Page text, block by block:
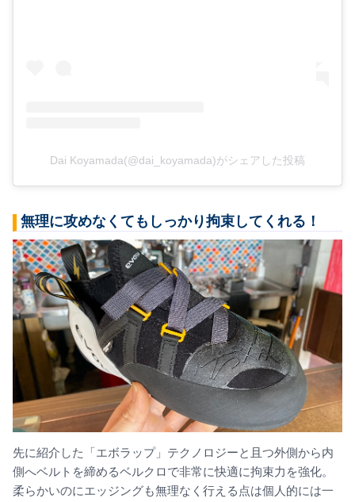
Dai Koyamada(@dai_koyamada)がシェアした投稿
無理に攻めなくてもしっかり拘束してくれる！
先に紹介した「エボラップ」テクノロジーと且つ外側から内
側へベルトを締めるベルクロで非常に快適に拘束力を強化。
柔らかいのにエッジングも無理なく行える点は個人的には一